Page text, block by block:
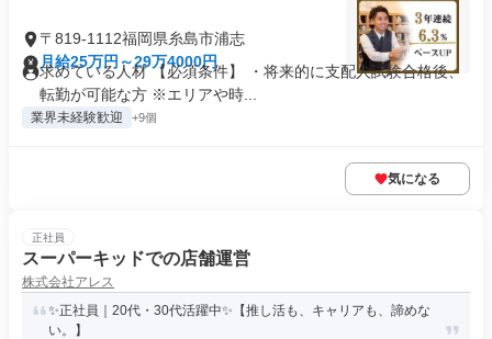
〒819-1112福岡県糸島市浦志
月給25万円～29万4000円
求めている人材 【必須条件】 ・将来的に支配人試験合格後、
転勤が可能な方 ※エリアや時...
業界未経験歓迎 +9個
気になる
正社員
スーパーキッドでの店舗運営
株式会社アレス
✨正社員｜20代・30代活躍中✨【推し活も、キャリアも、諦めな
い。】